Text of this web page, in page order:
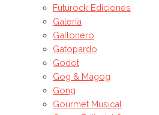
Futurock Ediciones
Galería
Gallonero
Gatopardo
Godot
Gog & Magog
Gong
Gourmet Musical